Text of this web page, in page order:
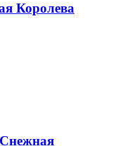
Королева